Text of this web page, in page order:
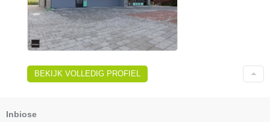
BEKIJK VOLLEDIG PROFIEL
Inbiose